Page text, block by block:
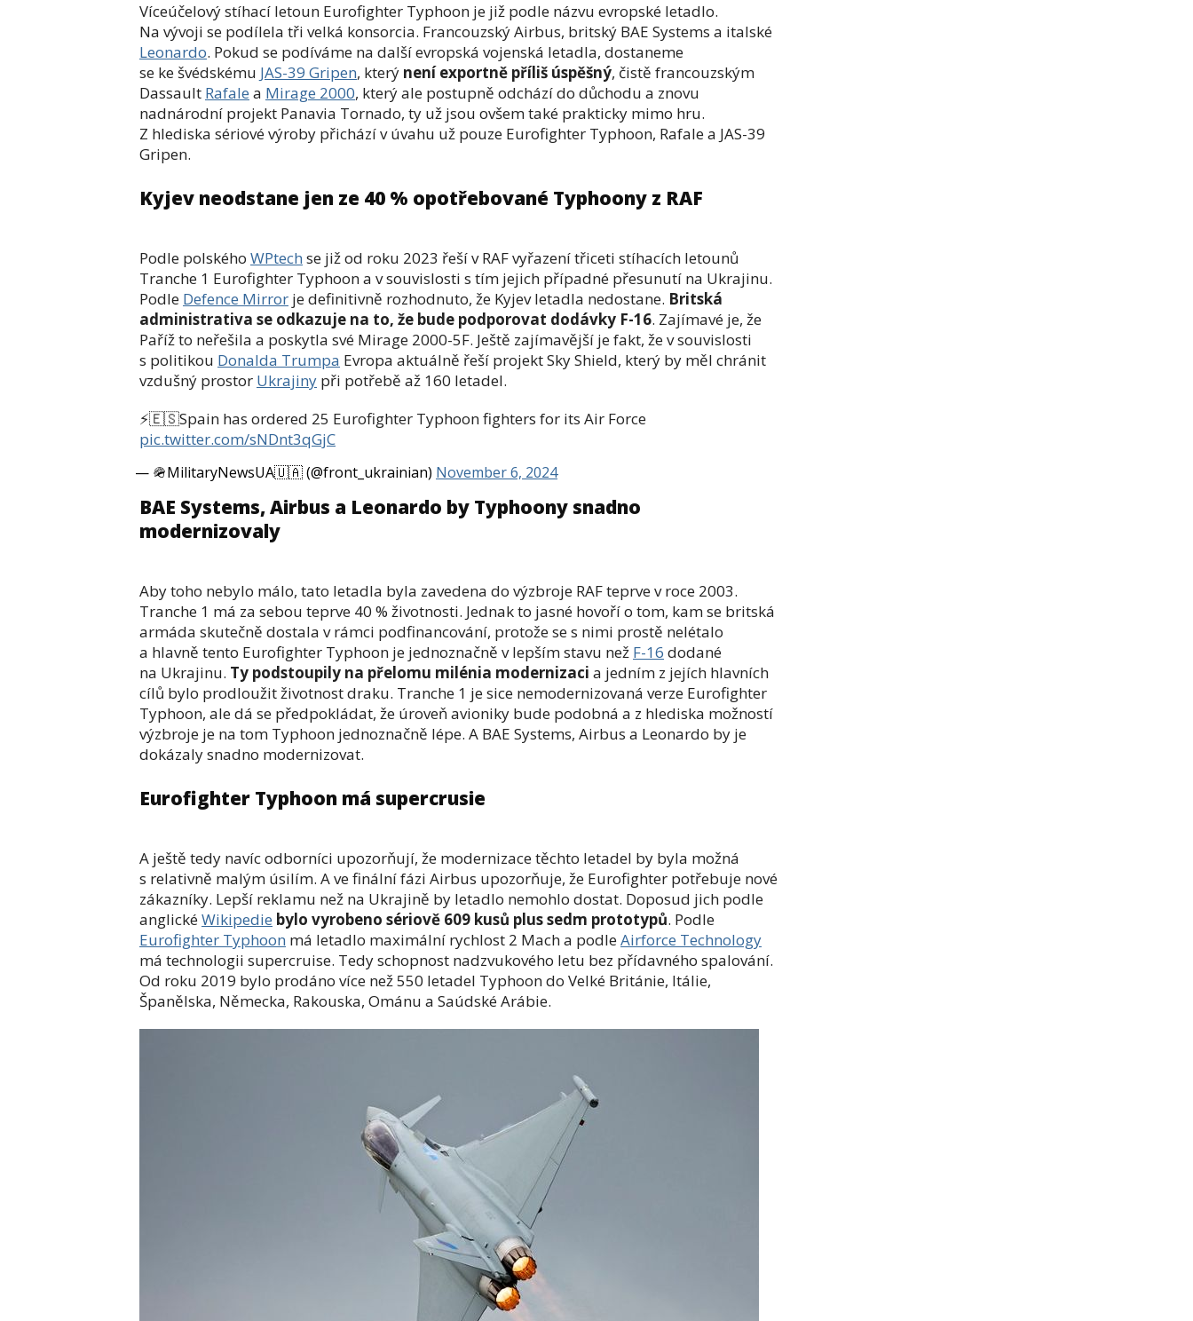
Víceúčelový stíhací letoun Eurofighter Typhoon je již podle názvu evropské letadlo.
Na vývoji se podílela tři velká konsorcia. Francouzský Airbus, britský BAE Systems a italské
Leonardo. Pokud se podíváme na další evropská vojenská letadla, dostaneme
se ke švédskému JAS-39 Gripen, který není exportně příliš úspěšný, čistě francouzským
Dassault Rafale a Mirage 2000, který ale postupně odchází do důchodu a znovu
nadnárodní projekt Panavia Tornado, ty už jsou ovšem také prakticky mimo hru.
Z hlediska sériové výroby přichází v úvahu už pouze Eurofighter Typhoon, Rafale a JAS-39
Gripen.
Kyjev neodstane jen ze 40 % opotřebované Typhoony z RAF
Podle polského WPtech se již od roku 2023 řeší v RAF vyřazení třiceti stíhacích letounů
Tranche 1 Eurofighter Typhoon a v souvislosti s tím jejich případné přesunutí na Ukrajinu.
Podle Defence Mirror je definitivně rozhodnuto, že Kyjev letadla nedostane. Britská
administrativa se odkazuje na to, že bude podporovat dodávky F-16. Zajímavé je, že
Paříž to neřešila a poskytla své Mirage 2000-5F. Ještě zajímavější je fakt, že v souvislosti
s politikou Donalda Trumpa Evropa aktuálně řeší projekt Sky Shield, který by měl chránit
vzdušný prostor Ukrajiny při potřebě až 160 letadel.
⚡️🇪🇸Spain has ordered 25 Eurofighter Typhoon fighters for its Air Force
pic.twitter.com/sNDnt3qGjC
— 🪖MilitaryNewsUA🇺🇦 (@front_ukrainian) November 6, 2024
BAE Systems, Airbus a Leonardo by Typhoony snadno
modernizovaly
Aby toho nebylo málo, tato letadla byla zavedena do výzbroje RAF teprve v roce 2003.
Tranche 1 má za sebou teprve 40 % životnosti. Jednak to jasné hovoří o tom, kam se britská
armáda skutečně dostala v rámci podfinancování, protože se s nimi prostě nelétalo
a hlavně tento Eurofighter Typhoon je jednoznačně v lepším stavu než F-16 dodané
na Ukrajinu. Ty podstoupily na přelomu milénia modernizaci a jedním z jejích hlavních
cílů bylo prodloužit životnost draku. Tranche 1 je sice nemodernizovaná verze Eurofighter
Typhoon, ale dá se předpokládat, že úroveň avioniky bude podobná a z hlediska možností
výzbroje je na tom Typhoon jednoznačně lépe. A BAE Systems, Airbus a Leonardo by je
dokázaly snadno modernizovat.
Eurofighter Typhoon má supercrusie
A ještě tedy navíc odborníci upozorňují, že modernizace těchto letadel by byla možná
s relativně malým úsilím. A ve finální fázi Airbus upozorňuje, že Eurofighter potřebuje nové
zákazníky. Lepší reklamu než na Ukrajině by letadlo nemohlo dostat. Doposud jich podle
anglickéWikipedie bylo vyrobeno sériově 609 kusů plus sedm prototypů. Podle
Eurofighter Typhoon má letadlo maximální rychlost 2 Mach a podleAirforce Technology
má technologii supercruise. Tedy schopnost nadzvukového letu bez přídavného spalování.
Od roku 2019 bylo prodáno více než 550 letadel Typhoon do Velké Británie, Itálie,
Španělska, Německa, Rakouska, Ománu a Saúdské Arábie.